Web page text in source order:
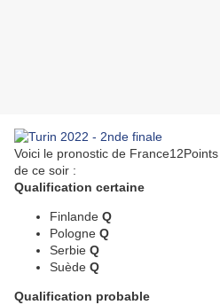
Voici le pronostic de
de ce soir :
Qualification certaine
Finlande Q
Pologne Q
Serbie Q
Suède Q
Qualification probable